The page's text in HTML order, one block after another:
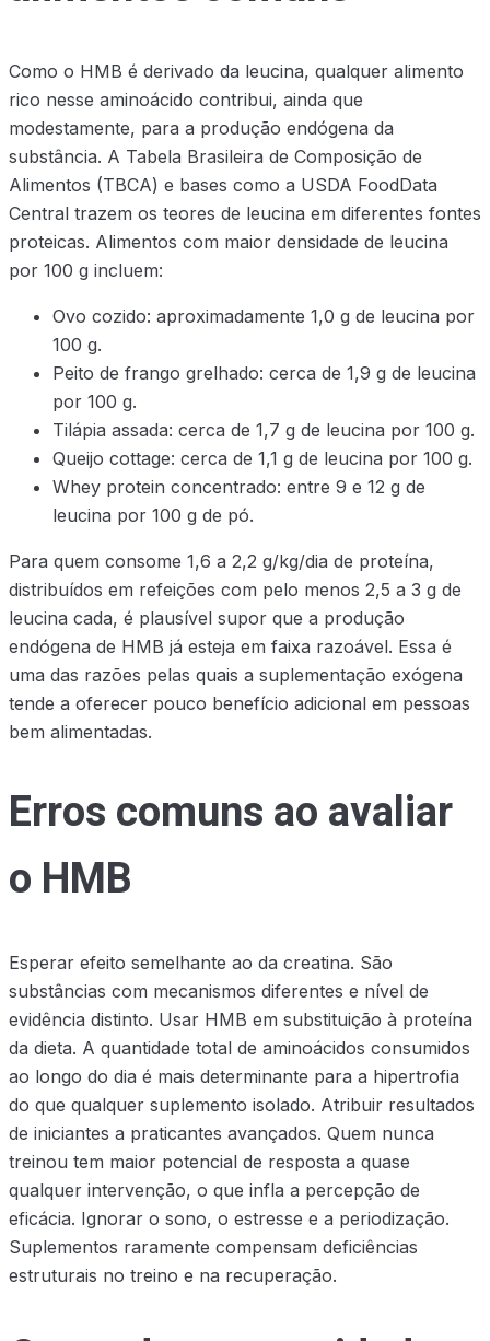
Como o HMB é derivado da leucina, qualquer alimento
rico nesse aminoácido contribui, ainda que
modestamente, para a produção endógena da
substância. A Tabela Brasileira de Composição de
Alimentos (TBCA) e bases como a USDA FoodData
Central trazem os teores de leucina em diferentes fontes
proteicas. Alimentos com maior densidade de leucina
por 100 g incluem:
Ovo cozido: aproximadamente 1,0 g de leucina por
100 g.
Peito de frango grelhado: cerca de 1,9 g de leucina
por 100 g.
Tilápia assada: cerca de 1,7 g de leucina por 100 g.
Queijo cottage: cerca de 1,1 g de leucina por 100 g.
Whey protein concentrado: entre 9 e 12 g de
leucina por 100 g de pó.
Para quem consome 1,6 a 2,2 g/kg/dia de proteína,
distribuídos em refeições com pelo menos 2,5 a 3 g de
leucina cada, é plausível supor que a produção
endógena de HMB já esteja em faixa razoável. Essa é
uma das razões pelas quais a suplementação exógena
tende a oferecer pouco benefício adicional em pessoas
bem alimentadas.
Erros comuns ao avaliar
o HMB
Esperar efeito semelhante ao da creatina. São
substâncias com mecanismos diferentes e nível de
evidência distinto. Usar HMB em substituição à proteína
da dieta. A quantidade total de aminoácidos consumidos
ao longo do dia é mais determinante para a hipertrofia
do que qualquer suplemento isolado. Atribuir resultados
de iniciantes a praticantes avançados. Quem nunca
treinou tem maior potencial de resposta a quase
qualquer intervenção, o que infla a percepção de
eficácia. Ignorar o sono, o estresse e a periodização.
Suplementos raramente compensam deficiências
estruturais no treino e na recuperação.